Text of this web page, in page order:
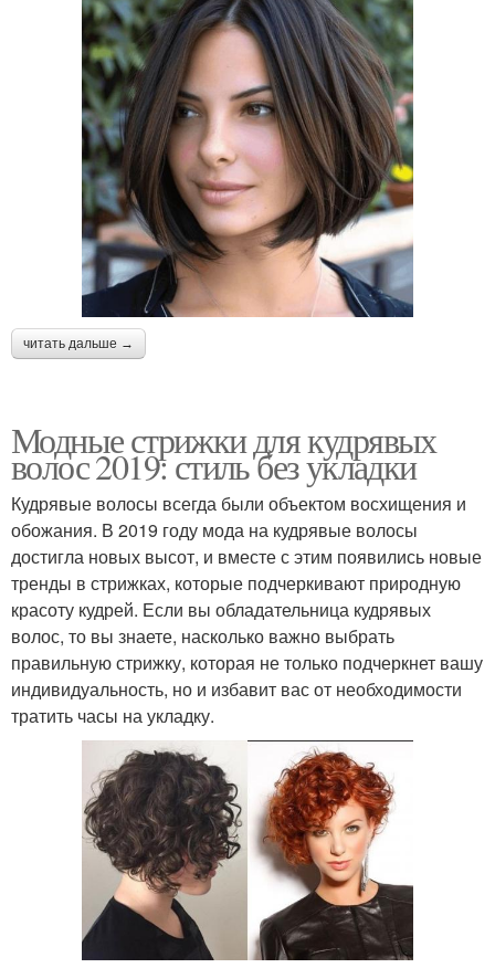
читать дальше →
Модные стрижки для кудрявых
волос 2019: стиль без укладки
Кудрявые волосы всегда были объектом восхищения и
обожания. В 2019 году мода на кудрявые волосы
достигла новых высот, и вместе с этим появились новые
тренды в стрижках, которые подчеркивают природную
красоту кудрей. Если вы обладательница кудрявых
волос, то вы знаете, насколько важно выбрать
правильную стрижку, которая не только подчеркнет вашу
индивидуальность, но и избавит вас от необходимости
тратить часы на укладку.